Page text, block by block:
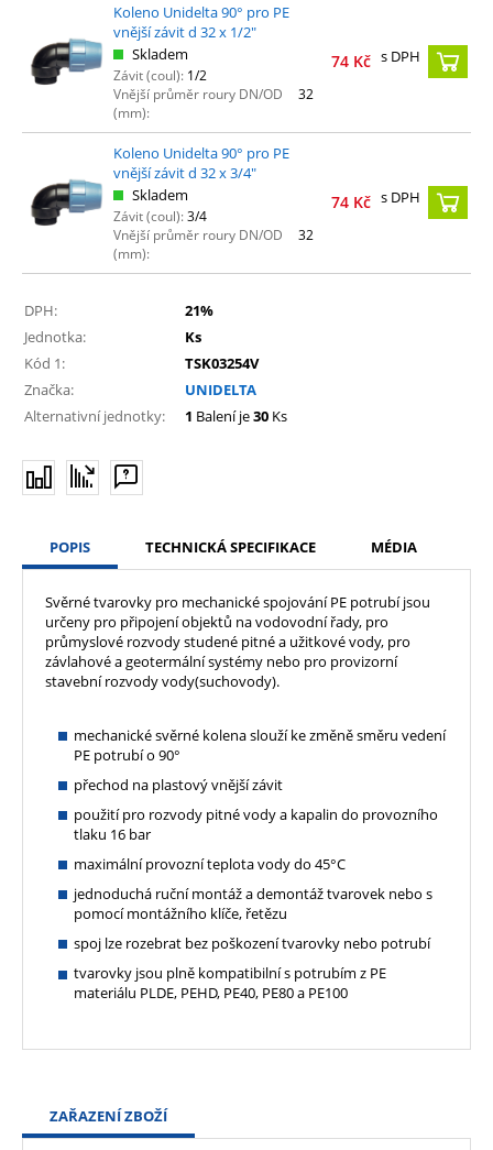
Koleno Unidelta 90° pro PE
vnější závit d 32 x 1/2"
Skladem
Závit (coul): 1/2
Vnější průměr roury DN/OD
(mm):
32
74 Kč s DPH
Koleno Unidelta 90° pro PE
vnější závit d 32 x 3/4"
Skladem
Závit (coul):3/4
Vnější průměr roury DN/OD
(mm):
32
74 Kč s DPH
DPH:
21%
Jednotka:
Ks
Kód 1:
TSK03254V
Značka:
UNIDELTA
Alternativní jednotky:
1 Balení je30 Ks
POPIS TECHNICKÁ SPECIFIKACE MÉDIA
Svěrné tvarovky pro mechanické spojování PE potrubí jsou
určeny pro připojení objektů na vodovodní řady, pro
průmyslové rozvody studené pitné a užitkové vody, pro
závlahové a geotermální systémy nebo pro provizorní
stavební rozvody vody(suchovody).
mechanické svěrné kolena slouží ke změně směru vedení
PE potrubí o 90°
přechod na plastový vnější závit
použití pro rozvody pitné vody a kapalin do provozního
tlaku 16 bar
maximální provozní teplota vody do 45°C
jednoduchá ruční montáž a demontáž tvarovek nebo s
pomocí montážního klíče, řetězu
spoj lze rozebrat bez poškození tvarovky nebo potrubí
tvarovky jsou plně kompatibilní s potrubím z PE
materiálu PLDE, PEHD, PE40, PE80 a PE100
ZAŘAZENÍ ZBOŽÍ